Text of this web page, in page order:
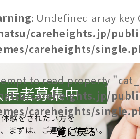
: Undefined array key
careheights.jp/
careheights/
to read property
careheights.jp/
careheights/
一覧に戻る
居者募集中
験をされたい方を
まずは、ご連絡ください。